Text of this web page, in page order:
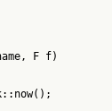
F f)